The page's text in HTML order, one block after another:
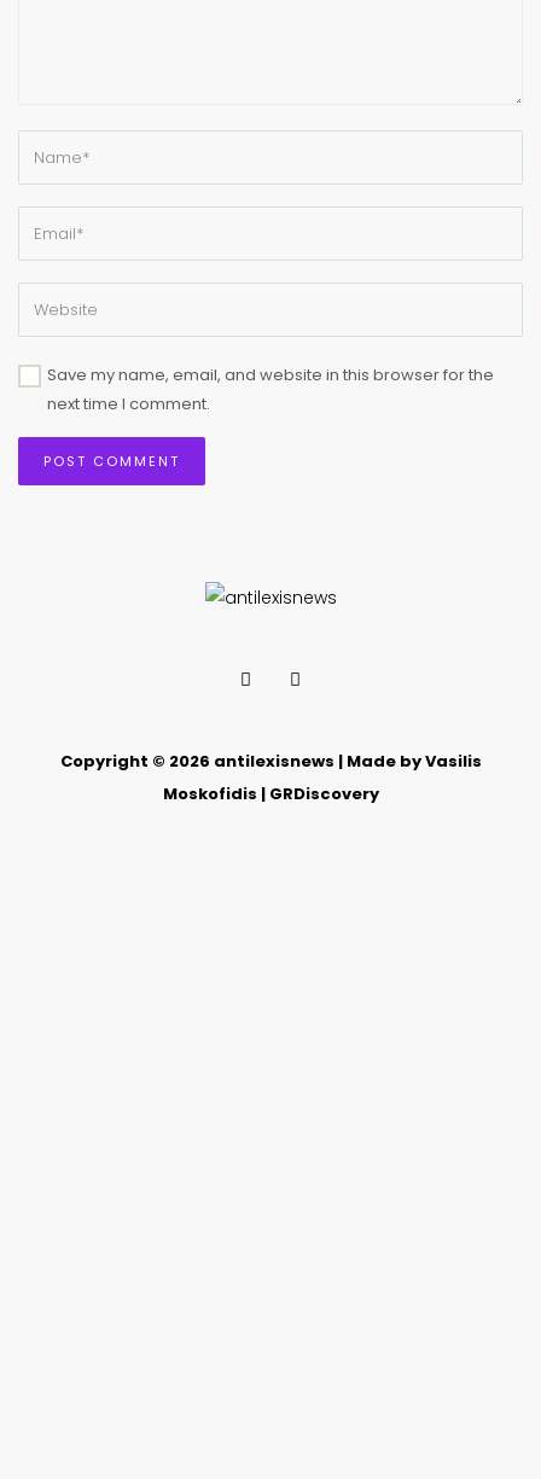
Save my name, email, and website in this browser for the
next time I comment.
Copyright © 2026 antilexisnews | Made by Vasilis
Moskofidis | GRDiscovery